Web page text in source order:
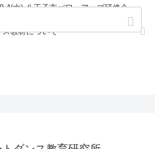
水) 八王子市パワーアップ研修会
教材について